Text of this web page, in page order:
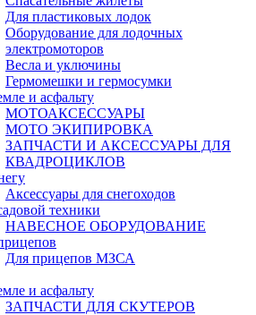
Для пластиковых лодок
Оборудование для лодочных
электромоторов
Весла и уключины
Гермомешки и гермосумки
и асфальту
МОТОАКСЕССУАРЫ
МОТО ЭКИПИРОВКА
ЗАПЧАСТИ И АКСЕССУАРЫ ДЛЯ
КВАДРОЦИКЛОВ
Аксессуары для снегоходов
техники
НАВЕСНОЕ ОБОРУДОВАНИЕ
Для прицепов МЗСА
и асфальту
ЗАПЧАСТИ ДЛЯ СКУТЕРОВ